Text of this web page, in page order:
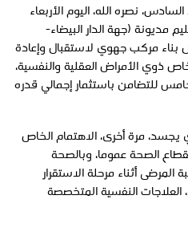
نصره الله، اليوم الأربعاء
مديونة (جهة الدار البيضاء-
بناء مركب جهوي لاستقبال وإعادة
ذوي الأمراض العقلية والنفسية،
للتضامن باستثمار إجمالي قدره
يجسد، مرة أخرى، الاهتمام الخاص
الصحة عموما، وبالصحة
أثناء مرحلة الاستقرار
العلاجات النفسية المتخصصة